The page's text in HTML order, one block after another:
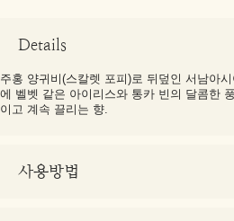
Details
주홍 양귀비(스칼렛 포피)로 뒤덮인 서남아
에 벨벳 같은 아이리스와 통카 빈의 달콤한
이고 계속 끌리는 향.
사용방법